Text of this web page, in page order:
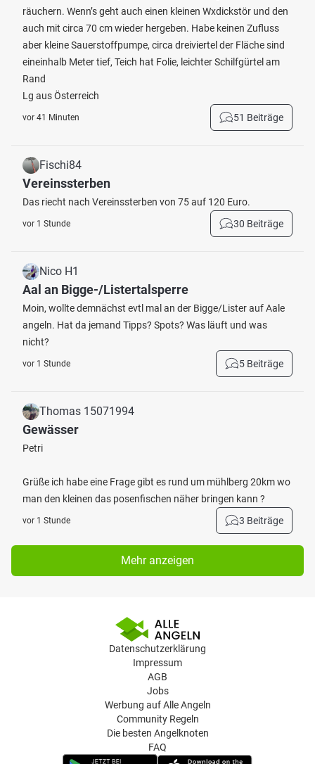
räuchern. Wenn’s geht auch einen kleinen Wxdickstör und den
auch mit circa 70 cm wieder hergeben. Habe keinen Zufluss
aber kleine Sauerstoffpumpe, circa dreiviertel der Fläche sind
eineinhalb Meter tief, Teich hat Folie, leichter Schilfgürtel am
Rand
Lg aus Österreich
vor 41 Minuten 51 Beiträge
Fischi84
Vereinssterben
Das riecht nach Vereinssterben von 75 auf 120 Euro.
vor 1 Stunde 30 Beiträge
Nico H1
Aal an Bigge-/Listertalsperre
Moin, wollte demnächst evtl mal an der Bigge/Lister auf Aale
angeln. Hat da jemand Tipps? Spots? Was läuft und was
nicht?
vor 1 Stunde 5 Beiträge
Thomas 15071994
Gewässer
Petri
Grüße ich habe eine Frage gibt es rund um mühlberg 20km wo
man den kleinen das posenfischen näher bringen kann ?
vor 1 Stunde 3 Beiträge
Mehr anzeigen
Datenschutzerklärung
Impressum
AGB
Jobs
Werbung auf Alle Angeln
Community Regeln
Die besten Angelknoten
FAQ